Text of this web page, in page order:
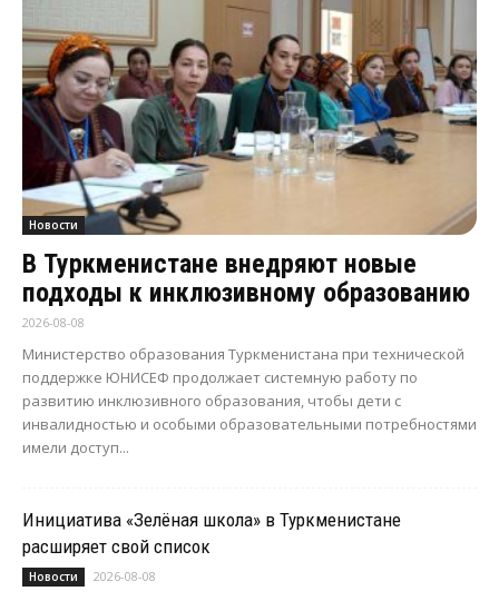
Новости
В Туркменистане внедряют новые
подходы к инклюзивному образованию
2026-08-08
Министерство образования Туркменистана при технической
поддержке ЮНИСЕФ продолжает системную работу по
развитию инклюзивного образования, чтобы дети с
инвалидностью и особыми образовательными потребностями
имели доступ...
Инициатива «Зелёная школа» в Туркменистане
расширяет свой список
Новости 2026-08-08